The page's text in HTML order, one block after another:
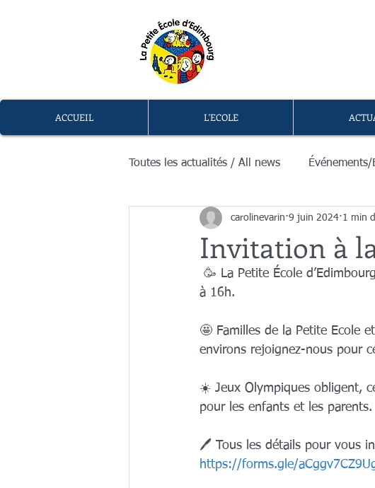
ACCUEIL L'ECOLE
Toutes les actualités / All news Événements/
Invitation à
carolinevarin 9 juin 2024 1 min
à 16h.
🤩 Familles de la Petite Ecole
environs rejoignez-nous pour
☀️ Jeux Olympiques obligent,
pour les enfants et les parents.
🖊️ Tous les détails pour vous
https://forms.gle/